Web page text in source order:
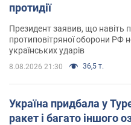
протидії
Президент заявив, що навіть
протиповітряної оборони РФ
українських ударів
8.08.2026 21:30 36,5 т.
Україна придбала у
ракет і багато іншого